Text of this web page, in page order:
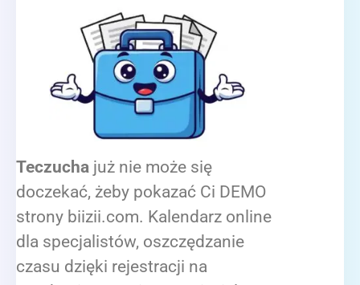
Teczucha już nie może się
doczekać, żeby pokazać Ci DEMO
strony biizii.com. Kalendarz online
dla specjalistów, oszczędzanie
czasu dzięki rejestracji na